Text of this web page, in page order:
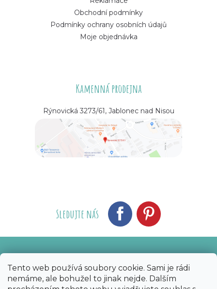
Tento web používá soubory cookie. Sami je rádi
nemáme, ale bohužel to jinak nejde. Dalším
Obchodní podmínky
Podmínky ochrany osobních údajů
Moje objednávka
Kamenná prodejna
Rýnovická 3273/61, Jablonec nad Nisou
Sledujte nás